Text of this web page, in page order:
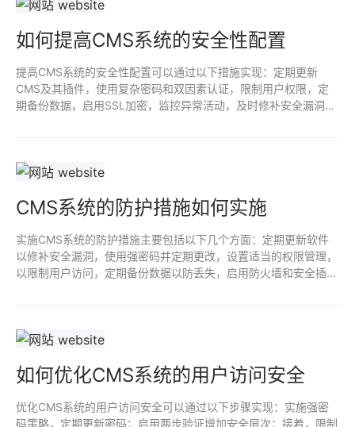
如何提高CMS系统的安全性配置
提高CMS系统的安全性配置可以通过以下措施实现：定期更新
CMS及其插件，使用复杂密码和双因素认证，限制用户权限，定
期备份数据，启用SSL加密，监控异常活动，及时修补安全漏洞，
CMS系统的防护措施如何实施
实施CMS系统的防护措施主要包括以下几个方面：定期更新软件
以修补安全漏洞，使用强密码并定期更改，设置适当的权限管理，
以限制用户访问，定期备份数据以防丢失，启用防火墙和安全插
如何优化CMS系统的用户访问安全
优化CMS系统的用户访问安全可以通过以下步骤实现：实施强密
码策略，定期更新密码；启用两步验证增加安全层次；接着，限制